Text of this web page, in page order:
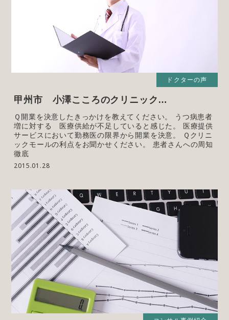
ドクターの声
甲州市 小澤こころのクリニック…
Ｑ開業を決意したきっかけを教えてください。 うつ病患者
増に対する 医療供給が不足していると感じた。 医療提供
サービスにおいて勤務医の限界から開業を決意。 Ｑクリニ
ックモールの利点をお聞かせください。 患者さんへの周知
徹底
2015.01.28